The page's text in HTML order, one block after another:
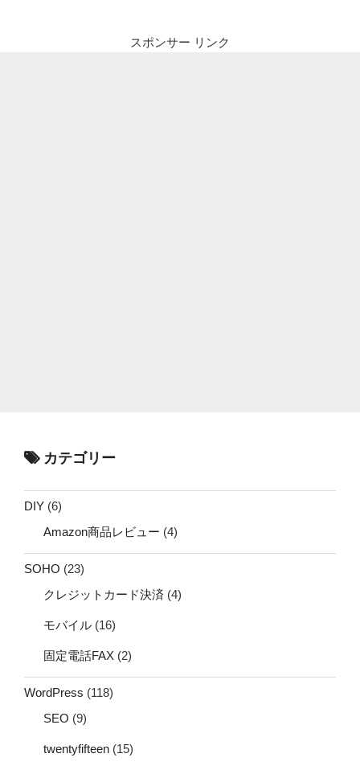
スポンサー リンク
カテゴリー
DIY (6)
Amazon商品レビュー (4)
SOHO (23)
クレジットカード決済 (4)
モバイル (16)
固定電話FAX (2)
WordPress (118)
SEO (9)
twentyfifteen (15)